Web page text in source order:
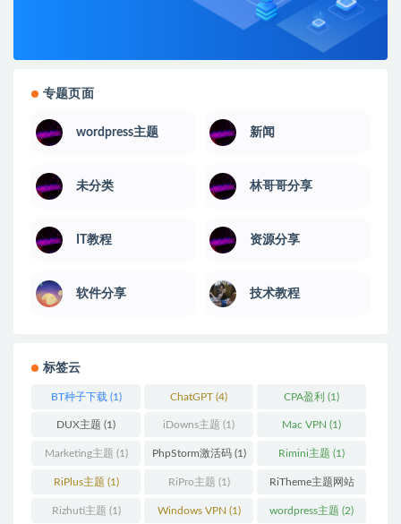
专题页面
wordpress主题 新闻
未分类 林哥哥分享
IT教程 资源分享
软件分享 技术教程
标签云
BT种子下载 (1) ChatGPT (4) CPA盈利 (1)
DUX主题 (1) iDowns主题 (1) Mac VPN (1)
Marketing主题 (1) PhpStorm激活码(1) Rimini主题 (1)
RiPlus主题 (1) RiPro主题 (1) RiTheme主题网站
(1)
Rizhuti主题 (1) Windows VPN (1) wordpress主题 (2)